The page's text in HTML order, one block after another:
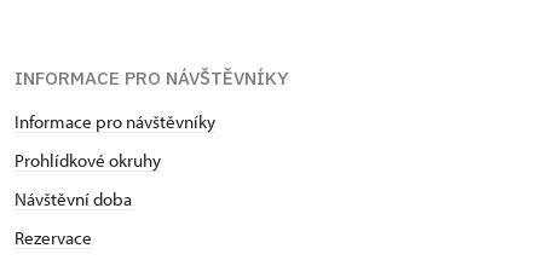
INFORMACE PRO NÁVŠTĚVNÍKY
Informace pro návštěvníky
Prohlídkové okruhy
Návštěvní doba
Rezervace